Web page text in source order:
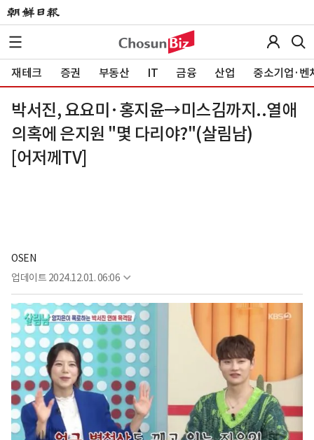
재테크 증권 부동산 IT 금융 산업 중소기업·벤
박서진, 요요미·홍지윤→미스김까지..열애
의혹에 은지원 "몇 다리야?"(살림남)
[어저께TV]
OSEN
업데이트 2024.12.01. 06:06